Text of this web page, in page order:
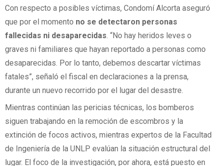
Con respecto a posibles víctimas, Condomí Alcorta aseguró
que por el momento no se detectaron personas
fallecidas ni desaparecidas . “No hay heridos leves o
graves ni familiares que hayan reportado a personas como
desaparecidas. Por lo tanto, debemos descartar víctimas
fatales”, señaló el fiscal en declaraciones a la prensa,
durante un nuevo recorrido por el lugar del desastre.
Mientras continúan las pericias técnicas, los bomberos
siguen trabajando en la remoción de escombros y la
extinción de focos activos, mientras expertos de la Facultad
de Ingeniería de la UNLP evalúan la situación estructural del
lugar. El foco de la investigación, por ahora, está puesto en